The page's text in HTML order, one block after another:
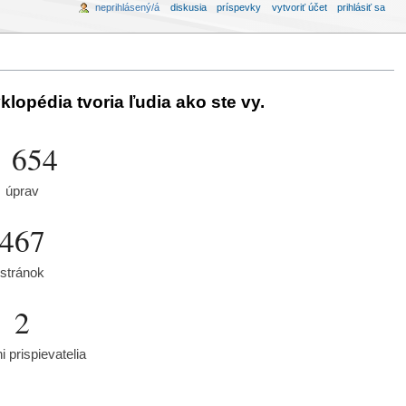
tvoria ľudia ako ste vy.
654
úprav
467
stránok
2
prispievatelia
neprihlásený/á diskusia príspevky vytvoriť účet prihlásiť sa